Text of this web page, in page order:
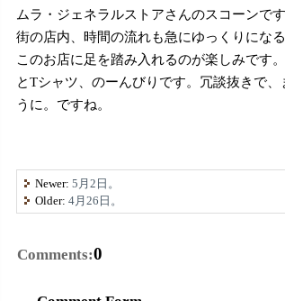
ムラ・ジェネラルストアさんのスコーンで
街の店内、時間の流れも急にゆっくりにな
このお店に足を踏み入れるのが楽しみです
とTシャツ、のーんびりです。冗談抜きで
うに。ですね。
Newer:5月2日。
Older:4月26日。
Comments:0